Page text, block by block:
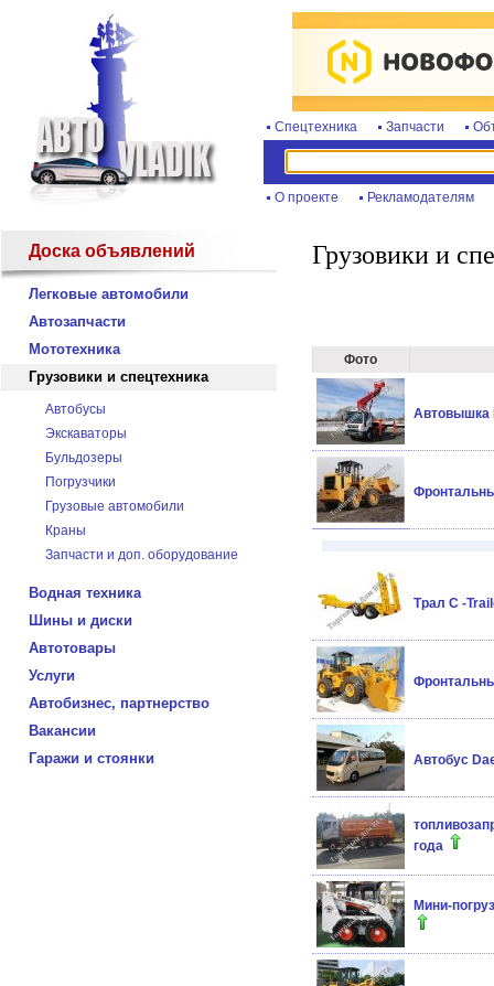
Спецтехника Запчасти
О проекте Рекламодателям
Доска объявлений
Легковые автомобили
Автозапчасти
Мототехника
Грузовики и спецтехника
Автобусы
Экскаваторы
Бульдозеры
Погрузчики
Грузовые автомобили
Краны
Запчасти и доп. оборудование
Водная техника
Шины и диски
Автотовары
Услуги
Автобизнес, партнерство
Вакансии
Гаражи и стоянки
Грузовики и
Фото
Автовышка
Трал C -
Автобус
года
Мини-